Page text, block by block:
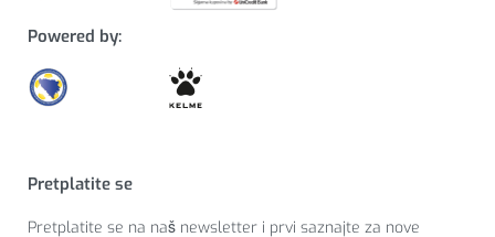
Powered by:
Pretplatite se
Pretplatite se na naš newsletter i prvi saznajte za nove